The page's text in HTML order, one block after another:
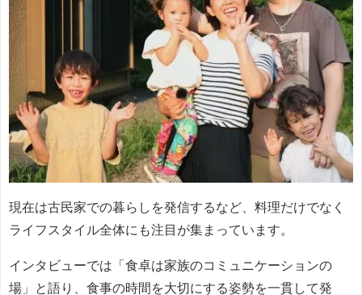
現在は古民家での暮らしを発信するなど、料理だけでなく
ライフスタイル全体にも注目が集まっています。
インタビューでは「食卓は家族のコミュニケーションの
場」と語り、食事の時間を大切にする姿勢を一貫して発